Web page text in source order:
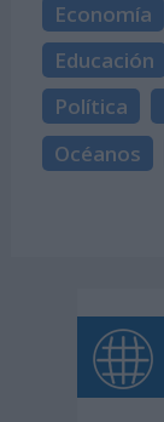
Economía
Educación
Política
Océanos